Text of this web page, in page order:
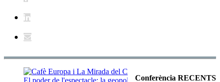
Conferència RECENTS